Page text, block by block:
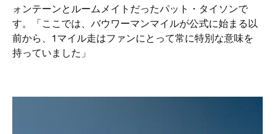
ォンテーンとルームメイトだったパット・タイソンで
す。「ここでは、バウワーマンマイルが公式に始まる以
前から、1マイル走はファンにとって常に特別な意味を
持っていました」